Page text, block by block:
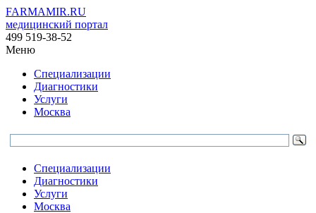
FARMAMIR.RU
медицинский портал
499 519-38-52
Меню
Специализации
Диагностики
Услуги
Москва
Специализации
Диагностики
Услуги
Москва